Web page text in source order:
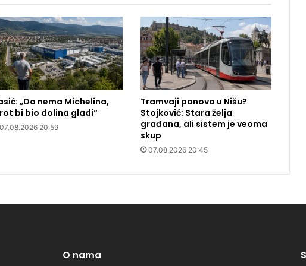
„Da nema Michelina,
bi bio dolina gladi“
07.08.2026 20:59
Tramvaji ponovo u Nišu?
Stojković: Stara želja
građana, ali sistem je veoma
skup
07.08.2026 20:45
O nama